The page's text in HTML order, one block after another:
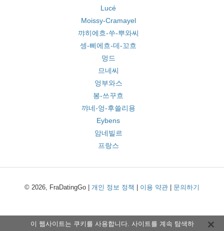
Lucé
Moissy-Cramayel
꺄히에흐-쑤-뿌와씨
셍-삐에흐-데-꼬흐
멍드
므네씨
엉부와스
봉-쓰꾸흐
꺄네-엉-후쓸리용
Eybens
암네빌르
프랑스
© 2026, FraDatingGo | 개인 정보 정책 이용 약관 문의하기
이 웹사이트는 쿠키를 사용합니다. 사이트를 계속 탐색하